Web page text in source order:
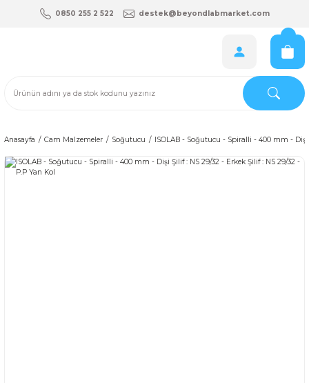
0850 255 2 522 destek@beyondlabmarket.com
Anasayfa Cam Malzemeler Soğutucu ISOLAB - Soğutucu - Spiralli - 400 mm - Dişi